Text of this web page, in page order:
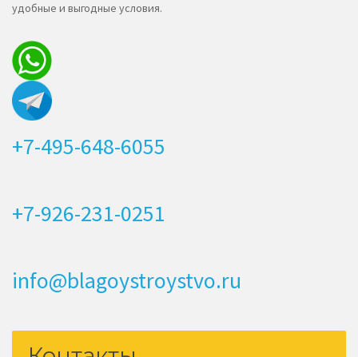
удобные и выгодные условия.
+7-495-648-6055
+7-926-231-0251
info@blagoystroystvo.ru